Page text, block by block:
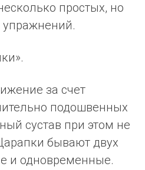
простых, но
за счет
подошвенных
сустав при этом не
бывают двух
и одновременные.